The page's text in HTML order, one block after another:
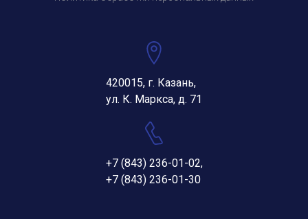
420015, г. Казань,
ул. К. Маркса, д. 71
+7 (843) 236-01-02,
+7 (843) 236-01-30